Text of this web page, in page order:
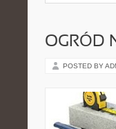
OGRÓD
POSTED BY